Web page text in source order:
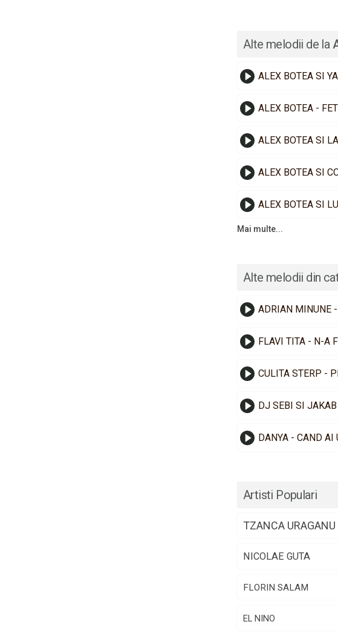
Alte melodii de la
ALEX BOTEA SI
ALEX BOTEA -
ALEX BOTEA SI
ALEX BOTEA SI
ALEX BOTEA SI
Mai multe...
Alte melodii din
ADRIAN MINUNE
FLAVI TITA - N-A
CULITA STERP -
DJ SEBI SI JAKAB
DANYA - CAND AI
Artisti Populari
TZANCA URAGANU
NICOLAE GUTA
FLORIN SALAM
EL NINO